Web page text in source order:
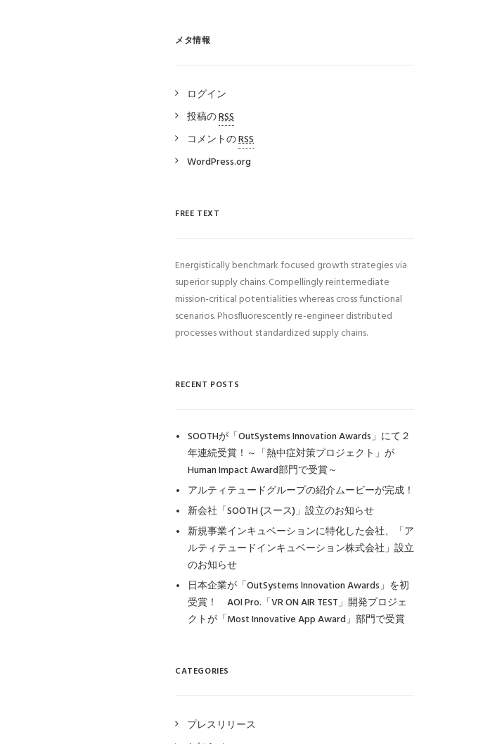
メタ情報
ログイン
投稿のRSS
コメントのRSS
WordPress.org
FREE TEXT
Energistically benchmark focused growth strategies via
superior supply chains. Compellingly reintermediate
mission-critical potentialities whereas cross functional
scenarios. Phosfluorescently re-engineer distributed
processes without standardized supply chains.
RECENT POSTS
SOOTHが「OutSystems Innovation Awards」にて２
年連続受賞！～「熱中症対策プロジェクト」が
Human Impact Award部門で受賞～
アルティテュードグループの紹介ムービーが完成！
新会社「SOOTH (スース)」設立のお知らせ
新規事業インキュベーションに特化した会社、「ア
ルティテュードインキュベーション株式会社」設立
のお知らせ
日本企業が「OutSystems Innovation Awards」を初
受賞！ AOI Pro.「VR ON AIR TEST」開発プロジェ
クトが「Most Innovative App Award」部門で受賞
CATEGORIES
プレスリリース